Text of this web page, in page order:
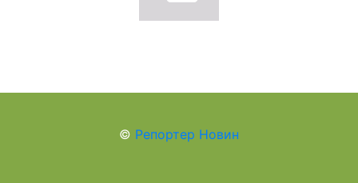
© Репортер Новин